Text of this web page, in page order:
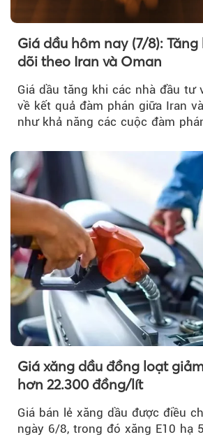
Giá dầu hôm nay (7/8):
dõi theo Iran và Oman
Giá dầu tăng khi các nhà đầu tư
về kết quả đàm phán giữa Iran
như khả năng các cuộc đàm
Hormuz hay không.
Giá xăng dầu đồng loạt
hơn 22.300 đồng/lít
Giá bán lẻ xăng dầu được điều
ngày 6/8, trong đó xăng E10 hạ